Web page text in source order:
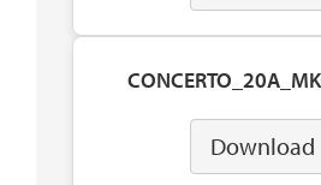
Download